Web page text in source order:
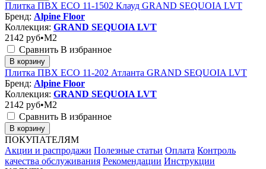
Плитка ПВХ ЕСО 11-1502 Клауд GRAND SEQUOIA LVT
Бренд: Alpine Floor
Коллекция: GRAND SEQUOIA LVT
2142 руб•M2
Сравнить В избранное
В корзину
Плитка ПВХ ЕСО 11-202 Атланта GRAND SEQUOIA LVT
Бренд: Alpine Floor
Коллекция: GRAND SEQUOIA LVT
2142 руб•M2
Сравнить В избранное
В корзину
ПОКУПАТЕЛЯМ
Акции и распродажи Полезные статьи Оплата Контроль
качества обслуживания Рекомендации Инструкции